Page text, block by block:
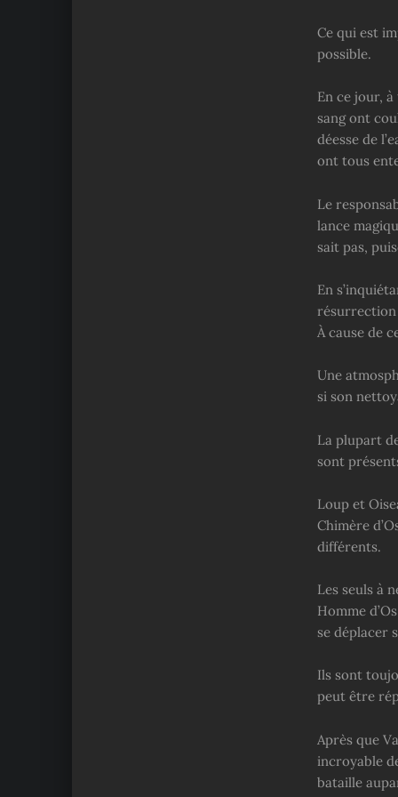
Ce qui est
possible.
En ce jour,
sang ont
déesse de
ont tous
Le
lance
sait pas,
En
résurrection
À cause de
Une
si son
La plupart
sont
Loup et
Chimère
différents.
Les seuls à
Homme
se déplacer
Ils sont
peut être
Après que
incroyable
bataille